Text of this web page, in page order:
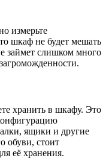
измерьте
шкаф не будет мешать
займет слишком много
хранить в шкафу. Это
ящики и другие
обуви, стоит
её хранения.